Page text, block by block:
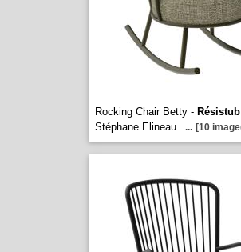
Rocking Chair Betty - Résistub
Stéphane Elineau
... [10